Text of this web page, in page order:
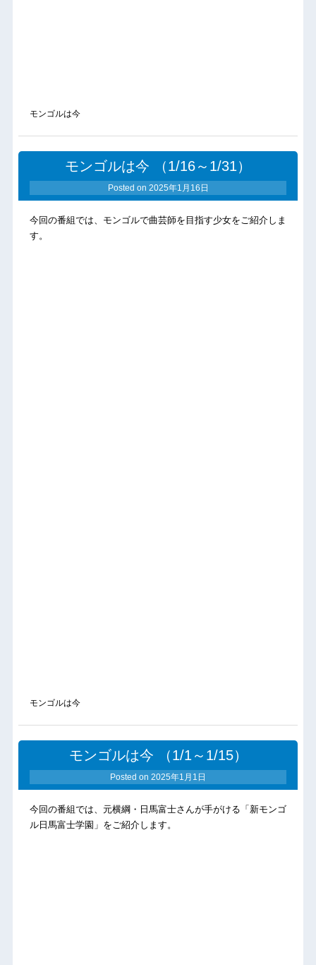
モンゴルは今
モンゴルは今 （1/16～1/31）
Posted on 2025年1月16日
今回の番組では、モンゴルで曲芸師を目指す少女をご紹介しま
す。
モンゴルは今
モンゴルは今 （1/1～1/15）
Posted on 2025年1月1日
今回の番組では、元横綱・日馬富士さんが手がける「新モンゴ
ル日馬富士学園」をご紹介します。